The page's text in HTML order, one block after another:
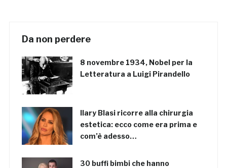
Da non perdere
8 novembre 1934, Nobel per la
Letteratura a Luigi Pirandello
Ilary Blasi ricorre alla chirurgia
estetica: ecco come era prima e
com’è adesso…
30 buffi bimbi che hanno